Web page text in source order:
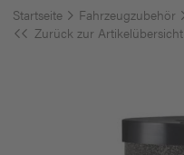
Startseite Fahrzeugzubehör
Zurück zur Artikelübersicht